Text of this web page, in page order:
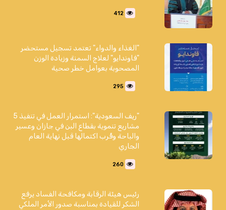
412
"الغذاء والدواء" تعتمد تسجيل مستحضر
"فاوندايو" لعلاج السمنة وزيادة الوزن
المصحوبة بعوامل خطر صحية
295
"ريف السعودية": استمرار العمل في تنفيذ 5
مشاريع تنموية بقطاع البن في جازان وعسير
والباحة وقُرب اكتمالها قبل نهاية العام
الجاري
260
رئيس هيئة الرقابة ومكافحة الفساد يرفع
الشكر للقيادة بمناسبة صدور الأمر الملكي